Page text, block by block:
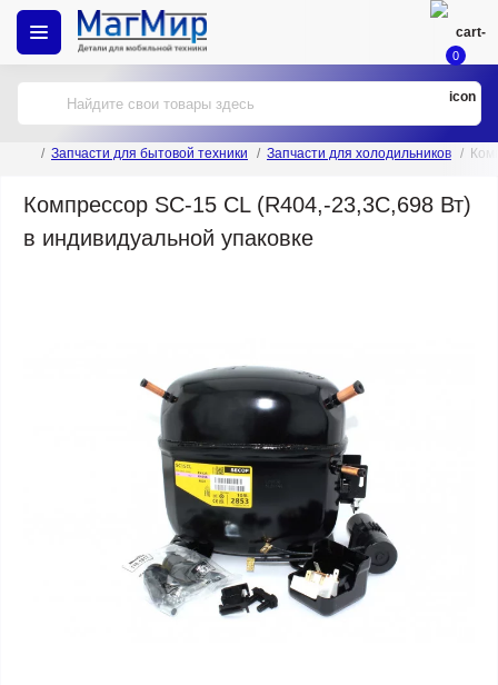
0
Запчасти для бытовой техники Запчасти для холодильников
Компрессор SC-15 CL (R404,-23,3С,698 Вт)
в индивидуальной упаковке